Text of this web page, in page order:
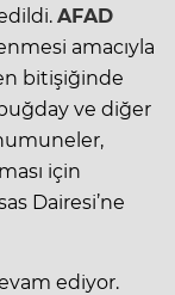
AFAD
amacıyla
bitişiğinde
ve diğer
için
Dairesi’ne
ediyor.